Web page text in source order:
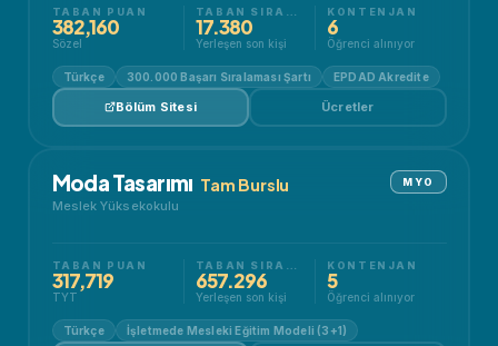
TABAN PUAN
382,160
Sözel
17.380
Yerleşen son kişi
KONTENJAN
6
Öğrenci alınıyor
Türkçe 300.000 Başarı Sıralaması Şartı EPDAD Akredite
Bölüm Sitesi Ücretler
Moda Tasarımı Tam Burslu
Meslek Yüksekokulu
MYO
TABAN PUAN
317,719
TYT
657.296
Yerleşen son kişi
KONTENJAN
5
Öğrenci alınıyor
Türkçe İşletmede Mesleki Eğitim Modeli (3+1)